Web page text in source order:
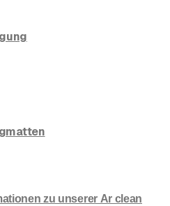
zu unserer Ar clean